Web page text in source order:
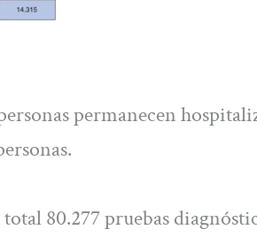
permanecen
80.277 pruebas